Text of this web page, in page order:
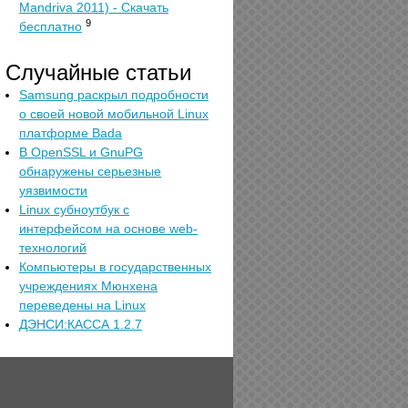
Mandriva 2011) - Скачать
бесплатно 9
Случайные статьи
Samsung раскрыл подробности
о своей новой мобильной Linux
платформе Bada
В OpenSSL и GnuPG
обнаружены серьезные
уязвимости
Linux субноутбук с
интерфейсом на основе web-
технологий
Компьютеры в государственных
учреждениях Мюнхена
переведены на Linux
ДЭНСИ:КАССА 1.2.7